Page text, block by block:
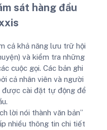
sát hàng đầu
cả khả năng lưu trữ hội
và kiểm tra những
cuộc gọi. Các bản ghi
cả nhân viên và người
được cài đặt tự động để
lời nói thành văn bản”
nhiều thông tin chi tiết